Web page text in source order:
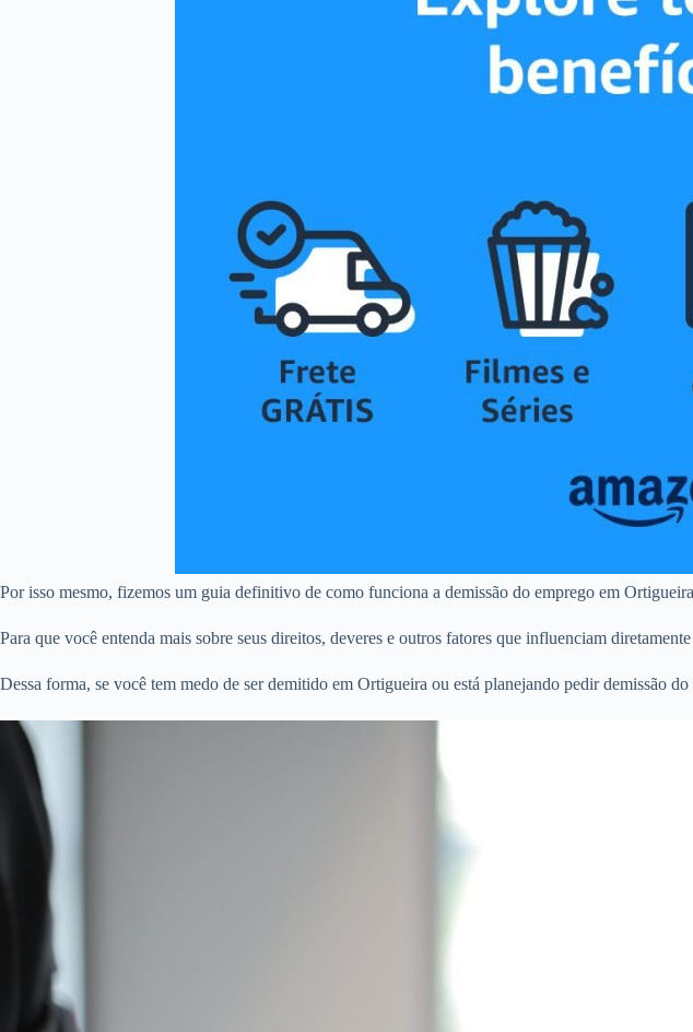
Por isso mesmo, fizemos um guia definitivo de como funciona a demissão do emprego em
Para que você entenda mais sobre seus direitos, deveres e outros fatores que influenciam
Dessa forma, se você tem medo de ser demitido em Ortigueira ou está planejando pedir demissão